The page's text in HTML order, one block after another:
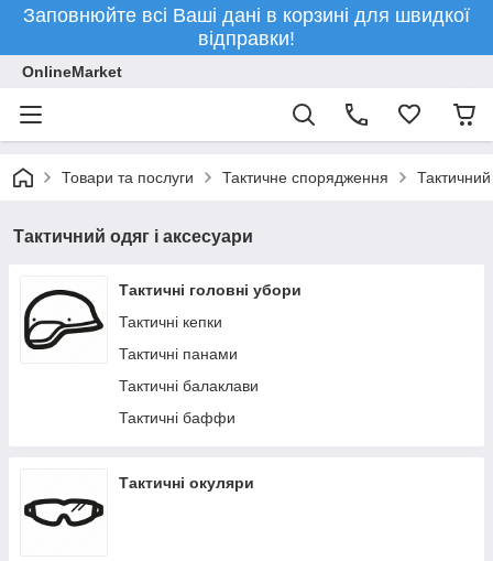
Заповнюйте всі Ваші дані в корзині для швидкої
відправки!
OnlineMarket
Товари та послуги Тактичне спорядження
Тактичний одяг і аксесуари
Тактичні головні убори
Тактичні кепки
Тактичні панами
Тактичні балаклави
Тактичні баффи
Тактичні окуляри